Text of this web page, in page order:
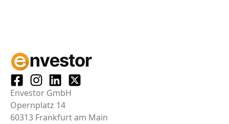
Envestor GmbH
Opernplatz 14
60313 Frankfurt am Main